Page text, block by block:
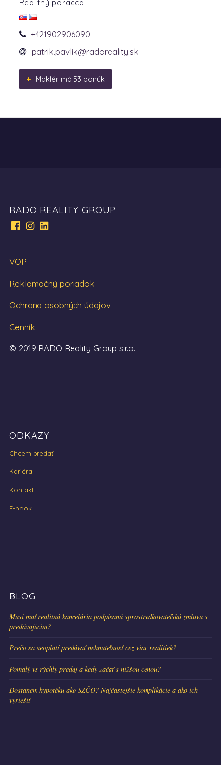
Realitný poradca
+421902906090
patrik.pavlik@radoreality.sk
Maklér má 53 ponúk
RADO REALITY GROUP
VOP
Reklamačný poriadok
Ochrana osobných údajov
Cenník
© 2019 RADO Reality Group s.r.o.
ODKAZY
Chcem predať
Kariéra
Kontakt
E-book
BLOG
Musí mať realitná kancelária podpísanú sprostredkovateľskú zmluvu s
predávajúcim?
Prečo sa neoplatí predávať nehnuteľnosť cez viac realitiek?
Pomalý vs rýchly predaj a kedy začať s nižšou cenou?
Dostanem hypotéku ako SZČO? Najčastejšie komplikácie a ako ich
vyriešiť